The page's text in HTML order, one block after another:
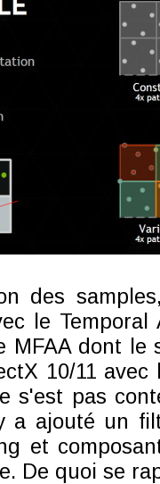
des
le
MFAA dont le
10/11
s'est pas
a ajouté un
et
De quoi se